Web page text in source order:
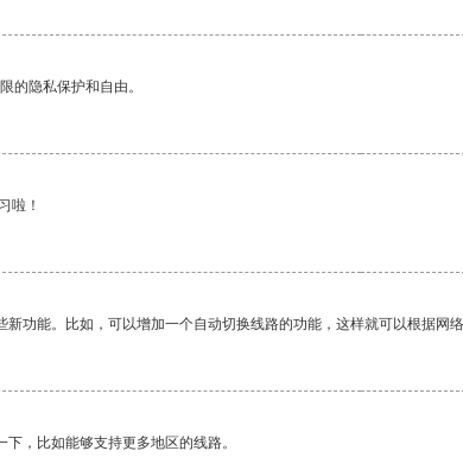
的隐私保护和自由。
啦！
功能。比如，可以增加一个自动切换线路的功能，这样就可以根据网
，比如能够支持更多地区的线路。